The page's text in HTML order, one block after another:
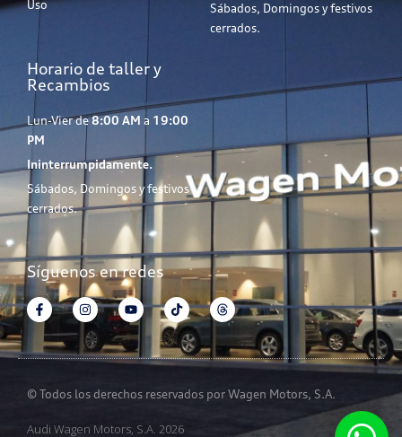
Uso
Sábados, Domingos y festivos
cerrados.
Horario de taller y
Recambios
Lun-Vier de8:00 AM a 19:00
PM
Ininterrumpidamente.
Sábados, Domingos y festivos
cerrados.
Síguenos en redes
© Todos los derechos reservados por Wagen Motors, S.A.
Audi Wagen Motors, S.A. 2026